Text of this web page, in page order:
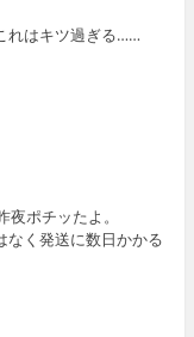
れはキツ過ぎる……
ポチッたよ。
なく発送に数日かかる